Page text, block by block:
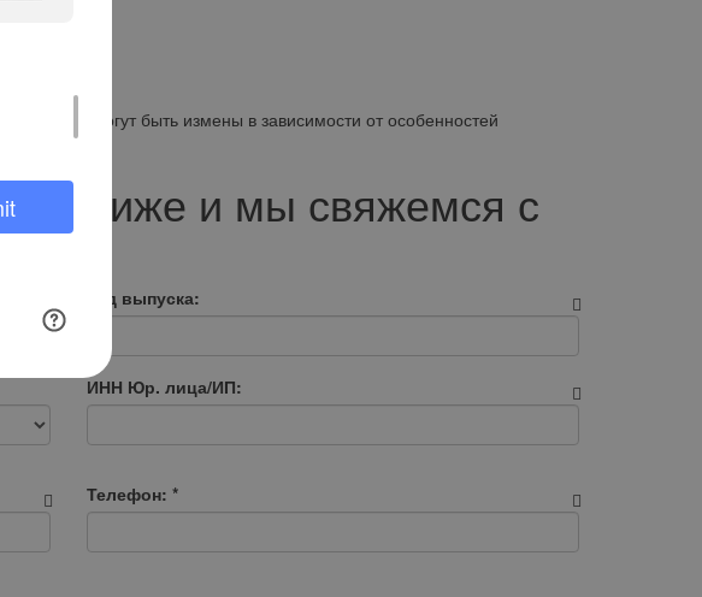
которые могут быть измены в зависимости от особенностей
ниже и мы свяжемся с
Год выпуска:
ИНН Юр. лица/ИП:
Телефон:*